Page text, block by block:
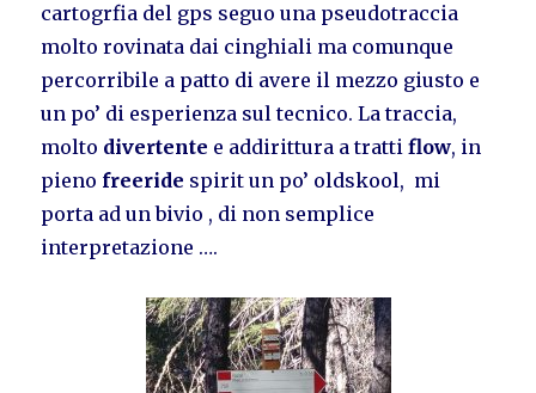
cartogrfia del gps seguo una pseudotraccia
molto rovinata dai cinghiali ma comunque
percorribile a patto di avere il mezzo giusto e
un po’ di esperienza sul tecnico. La traccia,
molto divertente e addirittura a trattiflow, in
pieno freeride spirit un po’ oldskool, mi
porta ad un bivio , di non semplice
interpretazione ….